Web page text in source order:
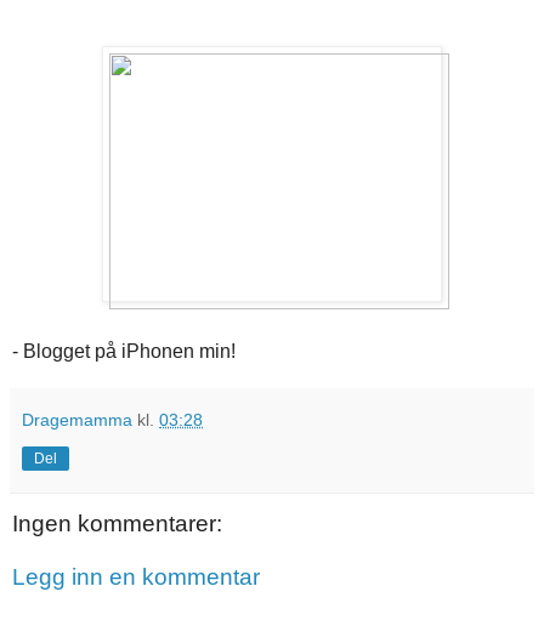
- Blogget på iPhonen min!
Dragemamma kl. 03:28
Del
Ingen kommentarer:
Legg inn en kommentar